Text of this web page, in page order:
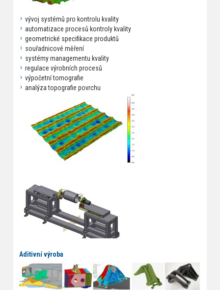
vývoj systémů pro kontrolu kvality
automatizace procesů kontroly kvality
geometrické specifikace produktů
souřadnicové měření
systémy managementu kvality
regulace výrobních procesů
výpočetní tomografie
analýza topografie povrchu
Aditivní výroba